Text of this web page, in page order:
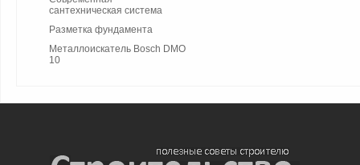
сантехническая система
Разметка фундамента
Металлоискатель Bosch DMO
10